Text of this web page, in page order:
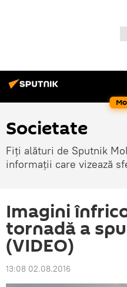
Societate
Fiți alături de Sputnik
informații care vizează
Imagini
tornadă a
(VIDEO)
13:08 02.08.2016